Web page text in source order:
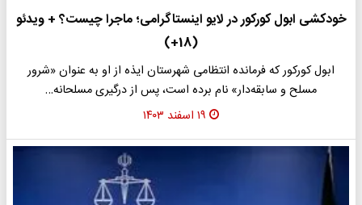
خودکشی ابول کورکور در لایو اینستاگرامی؛ ماجرا چیست؟ + ویدئو
(18+)
ابول‌ کورکور که فرمانده انتظامی شهرستان ایذه از او به عنوان «شرور
مسلح و سابقه‌دار» نام برده است، پس از درگیری مسلحانه…
۱۹ اسفند ۱۴۰۳